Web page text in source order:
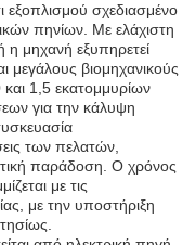
εξοπλισμού σχεδιασμένο
πηνίων. Με ελάχιστη
μηχανή εξυπηρετεί
μεγάλους βιομηχανικούς
1,5 εκατομμυρίων
για την κάλυψη
των πελατών,
παράδοση. Ο χρόνος
με τις
με την υποστήριξη